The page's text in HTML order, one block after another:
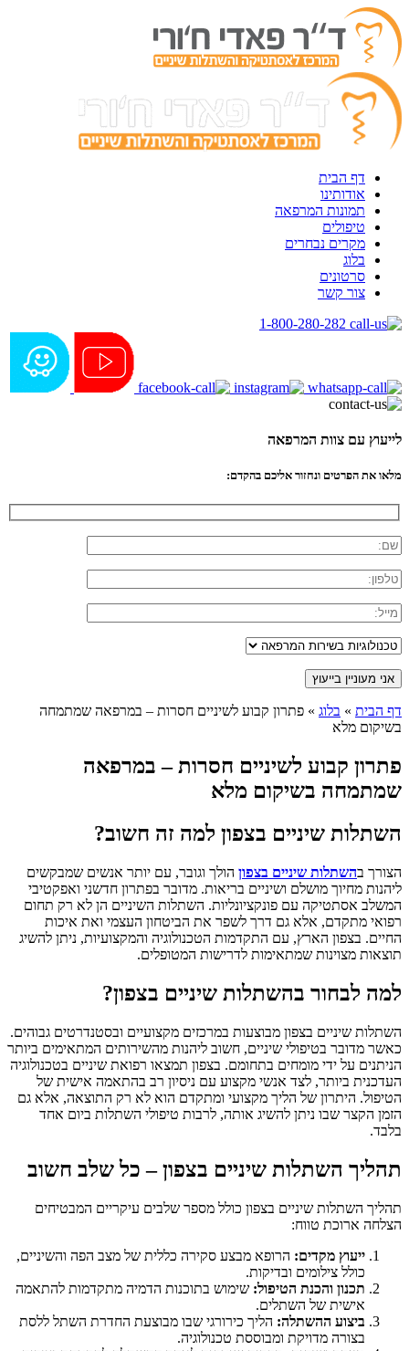
דף הבית
אודותינו
תמונות המרפאה
טיפולים
מקרים נבחרים
בלוג
סרטונים
צור קשר
1-800-280-282
לייעוץ עם צוות המרפאה
מלאו את הפרטים ונחזור אליכם בהקדם:
דף הבית » בלוג » פתרון קבוע לשיניים חסרות – במרפאה שמתמחה
בשיקום מלא
פתרון קבוע לשיניים חסרות – במרפאה
שמתמחה בשיקום מלא
השתלות שיניים בצפון למה זה חשוב?
הצורך בהשתלות שיניים בצפון הולך וגובר, עם יותר אנשים שמבקשים
ליהנות מחיוך מושלם ושיניים בריאות. מדובר בפתרון חדשני ואפקטיבי
המשלב אסתטיקה עם פונקציונליות. השתלות השיניים הן לא רק תחום
רפואי מתקדם, אלא גם דרך לשפר את הביטחון העצמי ואת איכות
החיים. בצפון הארץ, עם התקדמות הטכנולוגיה והמקצועיות, ניתן להשיג
תוצאות מצוינות שמתאימות לדרישות המטופלים.
למה לבחור בהשתלות שיניים בצפון?
השתלות שיניים בצפון מבוצעות במרכזים מקצועיים ובסטנדרטים גבוהים.
כאשר מדובר בטיפולי שיניים, חשוב ליהנות מהשירותים המתאימים ביותר
הניתנים על ידי מומחים בתחומם. בצפון תמצאו רפואת שיניים בטכנולוגיה
העדכנית ביותר, לצד אנשי מקצוע עם ניסיון רב בהתאמה אישית של
הטיפול. היתרון של הליך מקצועי ומתקדם הוא לא רק התוצאה, אלא גם
הזמן הקצר שבו ניתן להשיג אותה, לרבות טיפולי השתלות ביום אחד
בלבד.
תהליך השתלות שיניים בצפון – כל שלב חשוב
תהליך השתלות שיניים בצפון כולל מספר שלבים עיקריים המבטיחים
הצלחה ארוכת טווח:
ייעוץ מקדים: הרופא מבצע סקירה כללית של מצב הפה והשיניים,
כולל צילומים ובדיקות.
תכנון והכנת הטיפול: שימוש בתוכנות הדמיה מתקדמות להתאמה
אישית של השתלים.
ביצוע ההשתלה: הליך כירורגי שבו מבוצעת החדרת השתל ללסת
בצורה מדויקת ומבוססת טכנולוגיה.